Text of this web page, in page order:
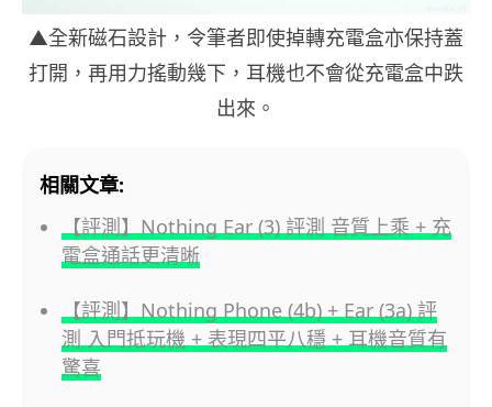
▲全新磁石設計，令筆者即使掉轉充電盒亦保持蓋
打開，再用力搖動幾下，耳機也不會從充電盒中跌
出來。
相關文章:
【評測】Nothing Ear (3) 評測 音質上乘 + 充
電盒通話更清晰
【評測】Nothing Phone (4b) + Ear (3a) 評
測 入門抵玩機 + 表現四平八穩 + 耳機音質有
驚喜